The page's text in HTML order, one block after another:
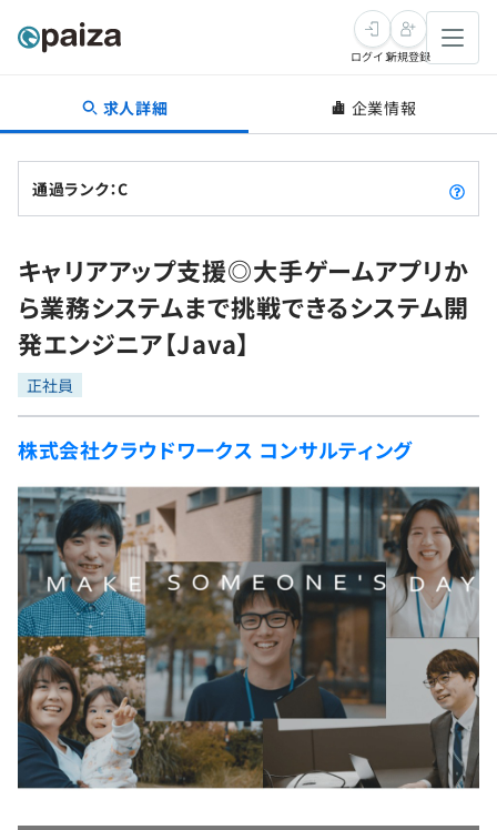
転職・キャリア
転職成功ガイド
転職エージェント
インタビュー
転職成功ガイド
新卒就活
求人検索
本選考
インターン
新卒エージェント
イベント・セミナー
インタビュー
就活成功ガイド
学習
問題集
4択課題
ナレッジ
リファレンス
プラン
個人向けプラン
法人向けプラン
学校向けプラン
プログラミング言語
評価結果一覧
再チャレンジ結果一覧
ゲーム・マンガ
Tech Team Journal
paiza times
note
paizaとは？
ログイン新規登録
求人詳細 企業情報
通過ランク：C
キャリアアップ支援◎大手ゲームアプリか
ら業務システムまで挑戦できるシステム開
発エンジニア【Java】
正社員
株式会社クラウドワークス コンサルティング